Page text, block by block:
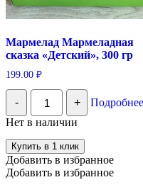
Мармелад Мармеладная
сказка «Детский», 300 гр
199.00 ₽
-
Количество
Мармелад
Мармеладная
сказка
«Детский»,
300
гр
+
Подробнее
Нет в наличии
Купить в 1 клик
Добавить в избранное
Добавить в избранное